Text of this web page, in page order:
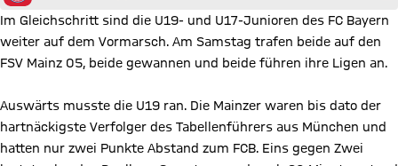
Im Gleichschritt sind die U19- und U17-Junioren des FC Bayern
weiter auf dem Vormarsch. Am Samstag trafen beide auf den
FSV Mainz 05, beide gewannen und beide führen ihre Ligen an.
Auswärts musste die U19 ran. Die Mainzer waren bis dato der
hartnäckigste Verfolger des Tabellenführers aus München und
hatten nur zwei Punkte Abstand zum FCB. Eins gegen Zwei